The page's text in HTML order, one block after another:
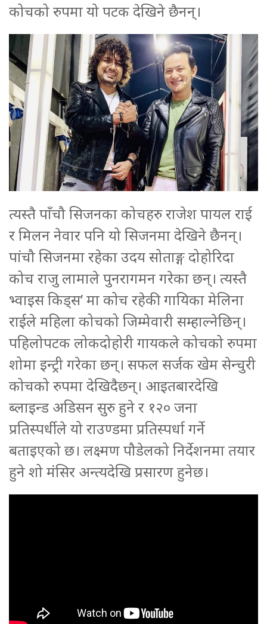
कोचको रुपमा यो पटक देखिने छैनन्।
त्यस्तै पाँचौ सिजनका कोचहरु राजेश पायल राई
र मिलन नेवार पनि यो सिजनमा देखिने छैनन्।
पांचौ सिजनमा रहेका उदय सोताङ्ग दोहोरिदा
कोच राजु लामाले पुनरागमन गरेका छन्। त्यस्तै
भ्वाइस किड्स’ मा कोच रहेकी गायिका मेलिना
राईले महिला कोचको जिम्मेवारी सम्हाल्नेछिन्।
पहिलोपटक लोकदोहोरी गायकले कोचको रुपमा
शोमा इन्ट्री गरेका छन्। सफल सर्जक खेम सेन्चुरी
कोचको रुपमा देखिदैछन्। आइतबारदेखि
ब्लाइन्ड अडिसन सुरु हुने र १२० जना
प्रतिस्पर्धीले यो राउण्डमा प्रतिस्पर्धा गर्ने
बताइएको छ। लक्ष्मण पौडेलको निर्देशनमा तयार
हुने शो मंसिर अन्त्यदेखि प्रसारण हुनेछ।